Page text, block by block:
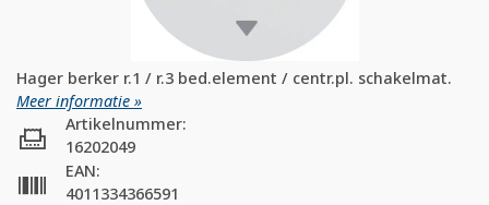
Hager berker r.1 / r.3 bed.element / centr.pl. schakelmat.
Meer informatie »
Artikelnummer:
16202049
EAN:
4011334366591